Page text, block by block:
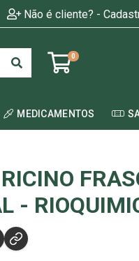
Não é cliente? -
0
MEDICAMENTOS
-